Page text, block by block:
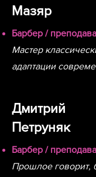
Мазяр
Барбер /
Мастер
адаптации
Дмитрий
Петруняк
Барбер /
Прошлое говорит,